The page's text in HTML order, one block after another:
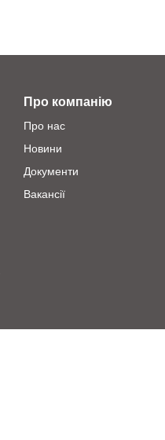
Про компанію
Про нас
Новини
Документи
Вакансії